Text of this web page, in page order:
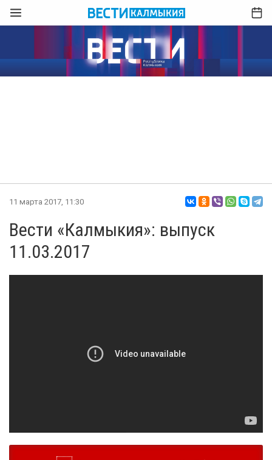
11 марта 2017, 11:30
Вести «Калмыкия»: выпуск
11.03.2017